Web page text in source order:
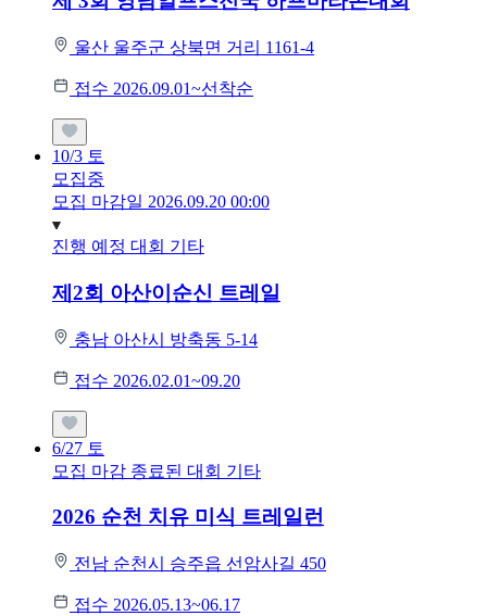
울산 울주군 상북면 거리 1161-4
접수 2026.09.01~선착순
10/3 토
모집중
모집 마감일 2026.09.20 00:00
진행 예정 대회 기타
제2회 아산이순신 트레일
충남 아산시 방축동 5-14
접수 2026.02.01~09.20
6/27 토
모집 마감 종료된 대회 기타
2026 순천 치유 미식 트레일런
전남 순천시 승주읍 선암사길 450
접수 2026.05.13~06.17